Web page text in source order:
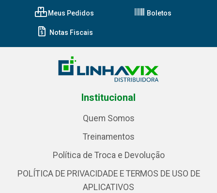
Meus Pedidos Boletos
Notas Fiscais
Institucional
Quem Somos
Treinamentos
Política de Troca e Devolução
POLÍTICA DE PRIVACIDADE E TERMOS DE USO DE
APLICATIVOS